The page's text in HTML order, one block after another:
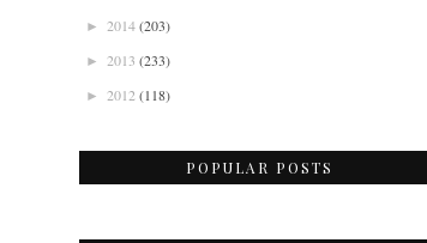
► 2014(203)
► 2013 (233)
► 2012 (118)
POPULAR POSTS